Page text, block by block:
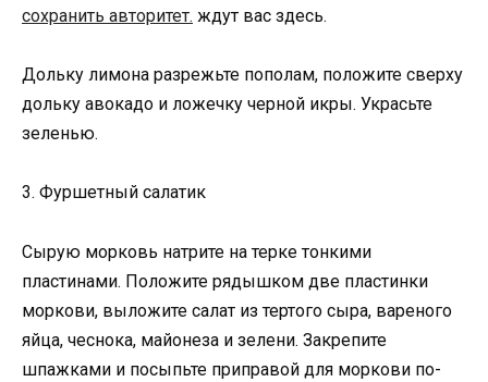
сохранить авторитет. ждут вас здесь.
Дольку лимона разрежьте пополам, положите сверху
дольку авокадо и ложечку черной икры. Украсьте
зеленью.
3. Фуршетный салатик
Сырую морковь натрите на терке тонкими
пластинами. Положите рядышком две пластинки
моркови, выложите салат из тертого сыра, вареного
яйца, чеснока, майонеза и зелени. Закрепите
шпажками и посыпьте приправой для моркови по-